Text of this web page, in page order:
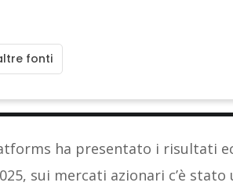
fonti
ha presentato i risultati
sui mercati azionari c’è stato